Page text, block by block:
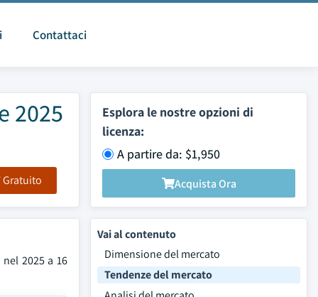
Contattaci
2025
Gratuito
Esplora le nostre opzioni di
licenza:
A partire da: $1,950
Acquista Ora
2025 a 16
Vai al contenuto
Dimensione del mercato
Tendenze del mercato